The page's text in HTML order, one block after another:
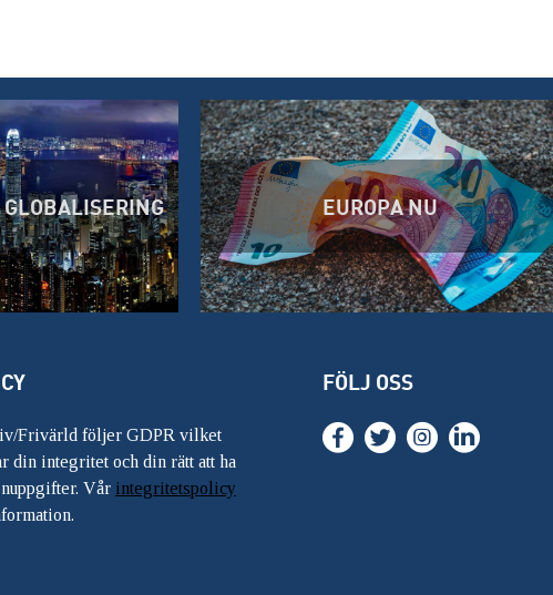
EUROPA NU
Frivärld följer GDPR vilket
din integritet och din rätt att ha
Vår integritetspolicy
FÖLJ OSS